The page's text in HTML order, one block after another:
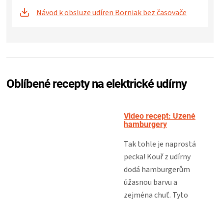
Návod k obsluze udíren Borniak bez časovače
Oblíbené recepty na elektrické udírny
Video recept: Uzené
hamburgery
Tak tohle je naprostá
pecka! Kouř z udírny
dodá hamburgerům
úžasnou barvu a
zejména chuť. Tyto